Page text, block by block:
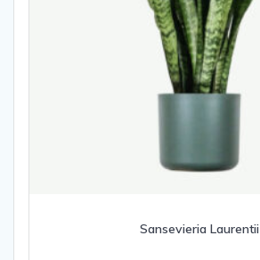
Sansevieria Laurentii